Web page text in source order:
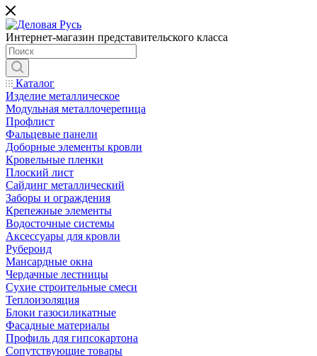
Интернет-магазин представительского класса
Каталог
Изделие металлическое
Модульная металлочерепица
Профлист
Фальцевые панели
Доборные элементы кровли
Кровельные пленки
Плоский лист
Сайдинг металлический
Заборы и ограждения
Крепежные элементы
Водосточные системы
Аксессуары для кровли
Рубероид
Мансардные окна
Чердачные лестницы
Сухие строительные смеси
Теплоизоляция
Блоки газосиликатные
Фасадные материалы
Профиль для гипсокартона
Сопутствующие товары